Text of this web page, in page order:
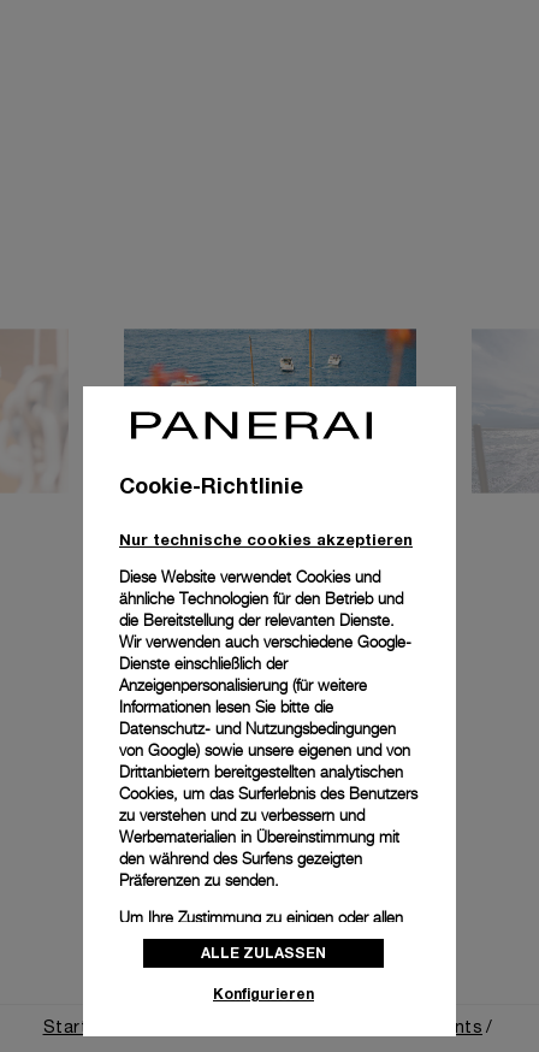
Startseite News And Events
Cookie-Richtlinie
Nur technische cookies akzeptieren
Diese Website verwendet Cookies und
ähnliche Technologien für den Betrieb und
die Bereitstellung der relevanten Dienste.
Wir verwenden auch verschiedene Google-
Dienste einschließlich der
Anzeigenpersonalisierung (für weitere
Informationen lesen Sie bitte die
Datenschutz- und Nutzungsbedingungen
von Google) sowie unsere eigenen und von
Drittanbietern bereitgestellten analytischen
Cookies, um das Surferlebnis des Benutzers
zu verstehen und zu verbessern und
Werbematerialien in Übereinstimmung mit
den während des Surfens gezeigten
Präferenzen zu senden.
Um Ihre Zustimmung zu einigen oder allen
Cookies zu ändern oder zu widerrufen,
klicken Sie auf „Konfigurieren“, oder lesen
Klicken Sie auf „Alle zulassen“, um Ihr
ALLE ZULASSEN
Konfigurieren